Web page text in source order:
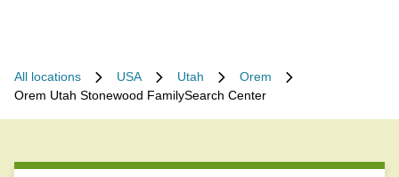
All locations USA Utah
Orem
Orem Utah Stonewood FamilySearch Center